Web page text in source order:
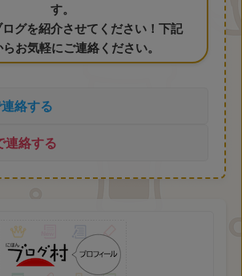
す。
グを紹介させてください！下記
お気軽にご連絡ください。
絡する
絡する